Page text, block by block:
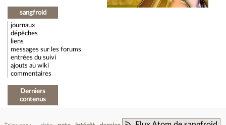
sangfroid
journaux
dépêches
liens
messages sur les forums
entrées du suivi
ajouts au wiki
commentaires
Derniers
contenus